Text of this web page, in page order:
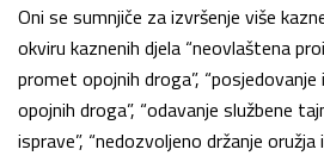
Oni se sumnjiče za izvršenje više
okviru kaznenih djela “neovlaštena
promet opojnih droga”,
opojnih droga”, “odavanje službene
isprave”, “nedozvoljeno držanje